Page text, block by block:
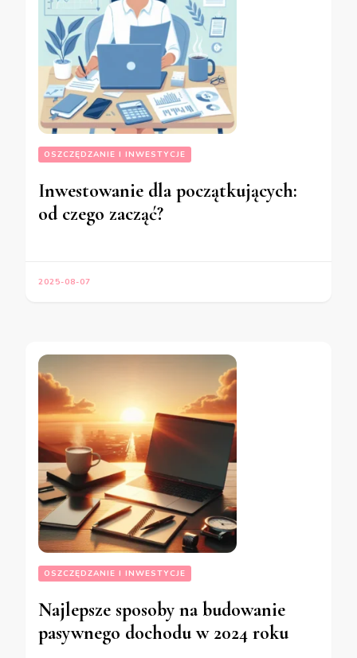
OSZCZĘDZANIE I INWESTYCJE
Inwestowanie dla początkujących:
od czego zacząć?
2025-08-07
OSZCZĘDZANIE I INWESTYCJE
Najlepsze sposoby na budowanie
pasywnego dochodu w 2024 roku